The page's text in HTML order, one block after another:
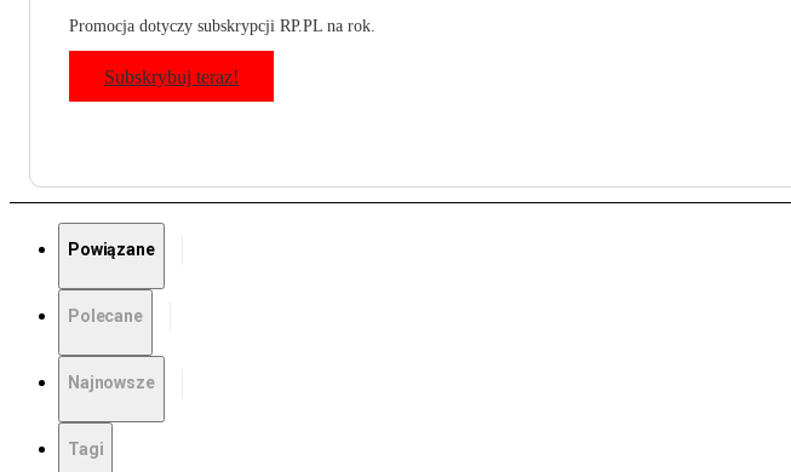
Promocja dotyczy subskrypcji RP.PL na rok.
Subskrybuj teraz!
Powiązane
Polecane
Najnowsze
Tagi